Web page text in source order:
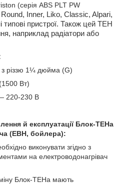
(серія ABS PLT PW
Inner, Liko, Classic, Alpari,
пристрої. Також цей ТЕН
наприклад радіатори або
різзю 1¼ дюйма (G)
Вт)
220-230 В
й експлуатації Блок-ТЕНа
(ЕВН, бойлера):
виконувати згідно з
на електроводонагрівач
Блок-ТЕНа мають